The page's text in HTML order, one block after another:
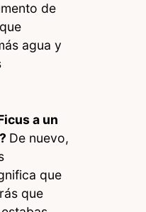
de
agua y
a un
De nuevo,
que
que